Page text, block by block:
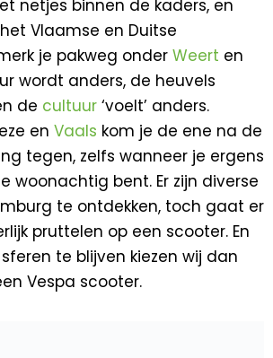
netjes binnen de kaders, en
Vlaamse en Duitse
je pakweg onder Weert en
wordt anders, de heuvels
de cultuur ‘voelt’ anders.
en Vaals kom je de ene na de
tegen, zelfs wanneer je ergens
woonachtig bent. Er zijn diverse
te ontdekken, toch gaat er
pruttelen op een scooter. En
te blijven kiezen wij dan
Vespa scooter.